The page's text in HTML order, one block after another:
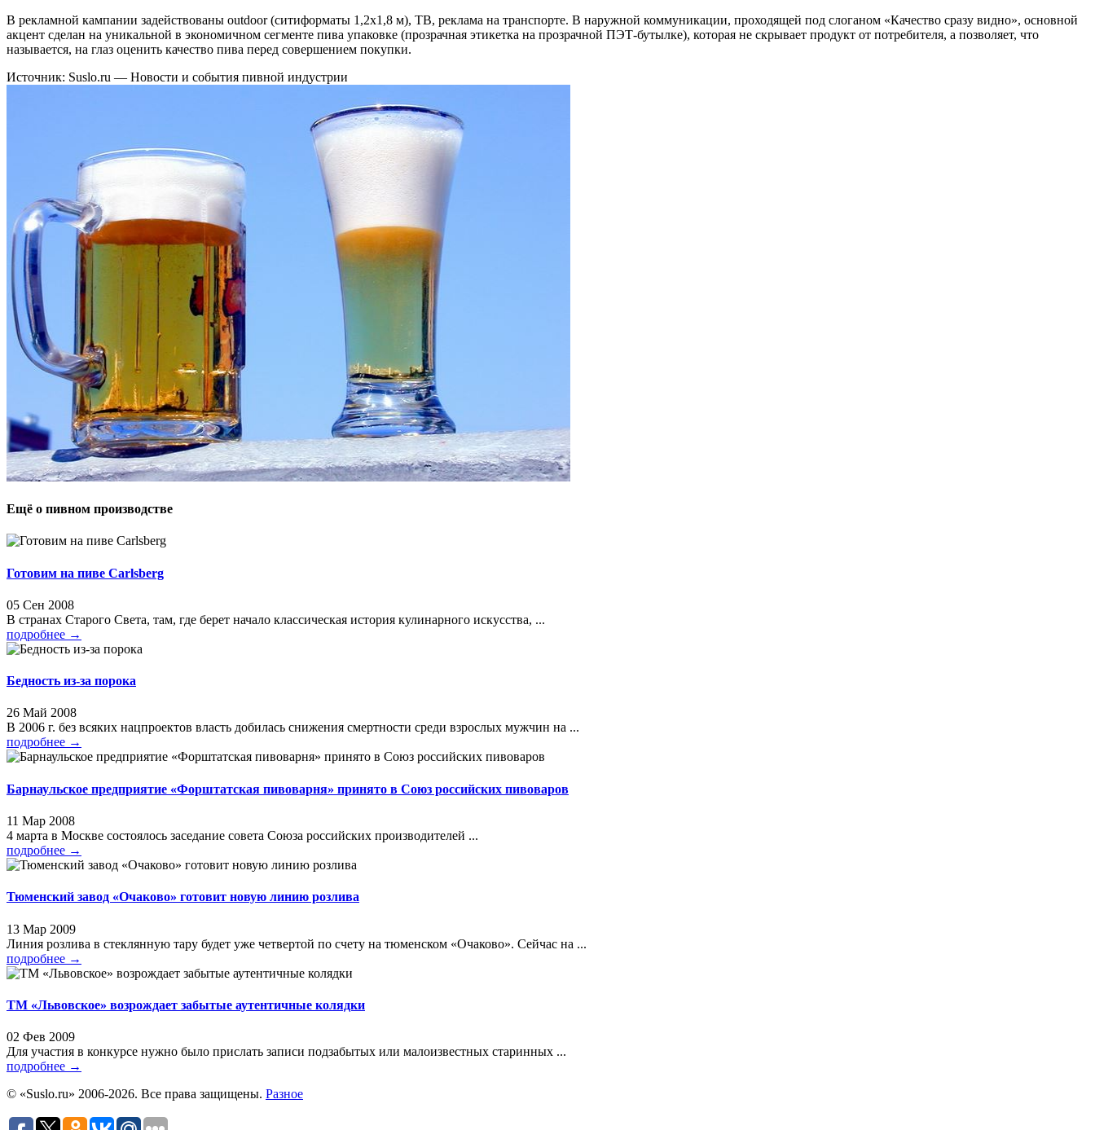
В рекламной кампании задействованы outdoor (ситиформаты 1,2х1,8 м), ТВ, реклама на транспорте. В наружной коммуникации, проходящей под слоганом «Качество сразу видно», основной
акцент сделан на уникальной в экономичном сегменте пива упаковке (прозрачная этикетка на прозрачной ПЭТ-бутылке), которая не скрывает продукт от потребителя, а позволяет, что
называется, на глаз оценить качество пива перед совершением покупки.
Источник: Suslo.ru — Новости и события пивной индустрии
Ещё о пивном производстве
Готовим на пиве Carlsberg
05 Сен 2008
В странах Старого Света, там, где берет начало классическая история кулинарного искусства, ...
подробнее →
Бедность из-за порока
26 Май 2008
В 2006 г. без всяких нацпроектов власть добилась снижения смертности среди взрослых мужчин на ...
подробнее →
Барнаульское предприятие «Форштатская пивоварня» принято в Союз российских пивоваров
11 Мар 2008
4 марта в Москве состоялось заседание совета Союза российских производителей ...
подробнее →
Тюменский завод «Очаково» готовит новую линию розлива
13 Мар 2009
Линия розлива в стеклянную тару будет уже четвертой по счету на тюменском «Очаково». Сейчас на ...
подробнее →
ТМ «Львовское» возрождает забытые аутентичные колядки
02 Фев 2009
Для участия в конкурсе нужно было прислать записи подзабытых или малоизвестных старинных ...
подробнее →
© «Suslo.ru» 2006-2026. Все права защищены. Разное